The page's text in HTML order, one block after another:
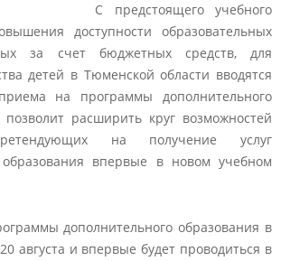
С предстоящего учебного
доступности образовательных
за счет бюджетных средств, для
детей в Тюменской области вводятся
на программы дополнительного
расширить круг возможностей
на получение услуг
образования впервые в новом учебном
дополнительного образования в
августа и впервые будет проводиться в